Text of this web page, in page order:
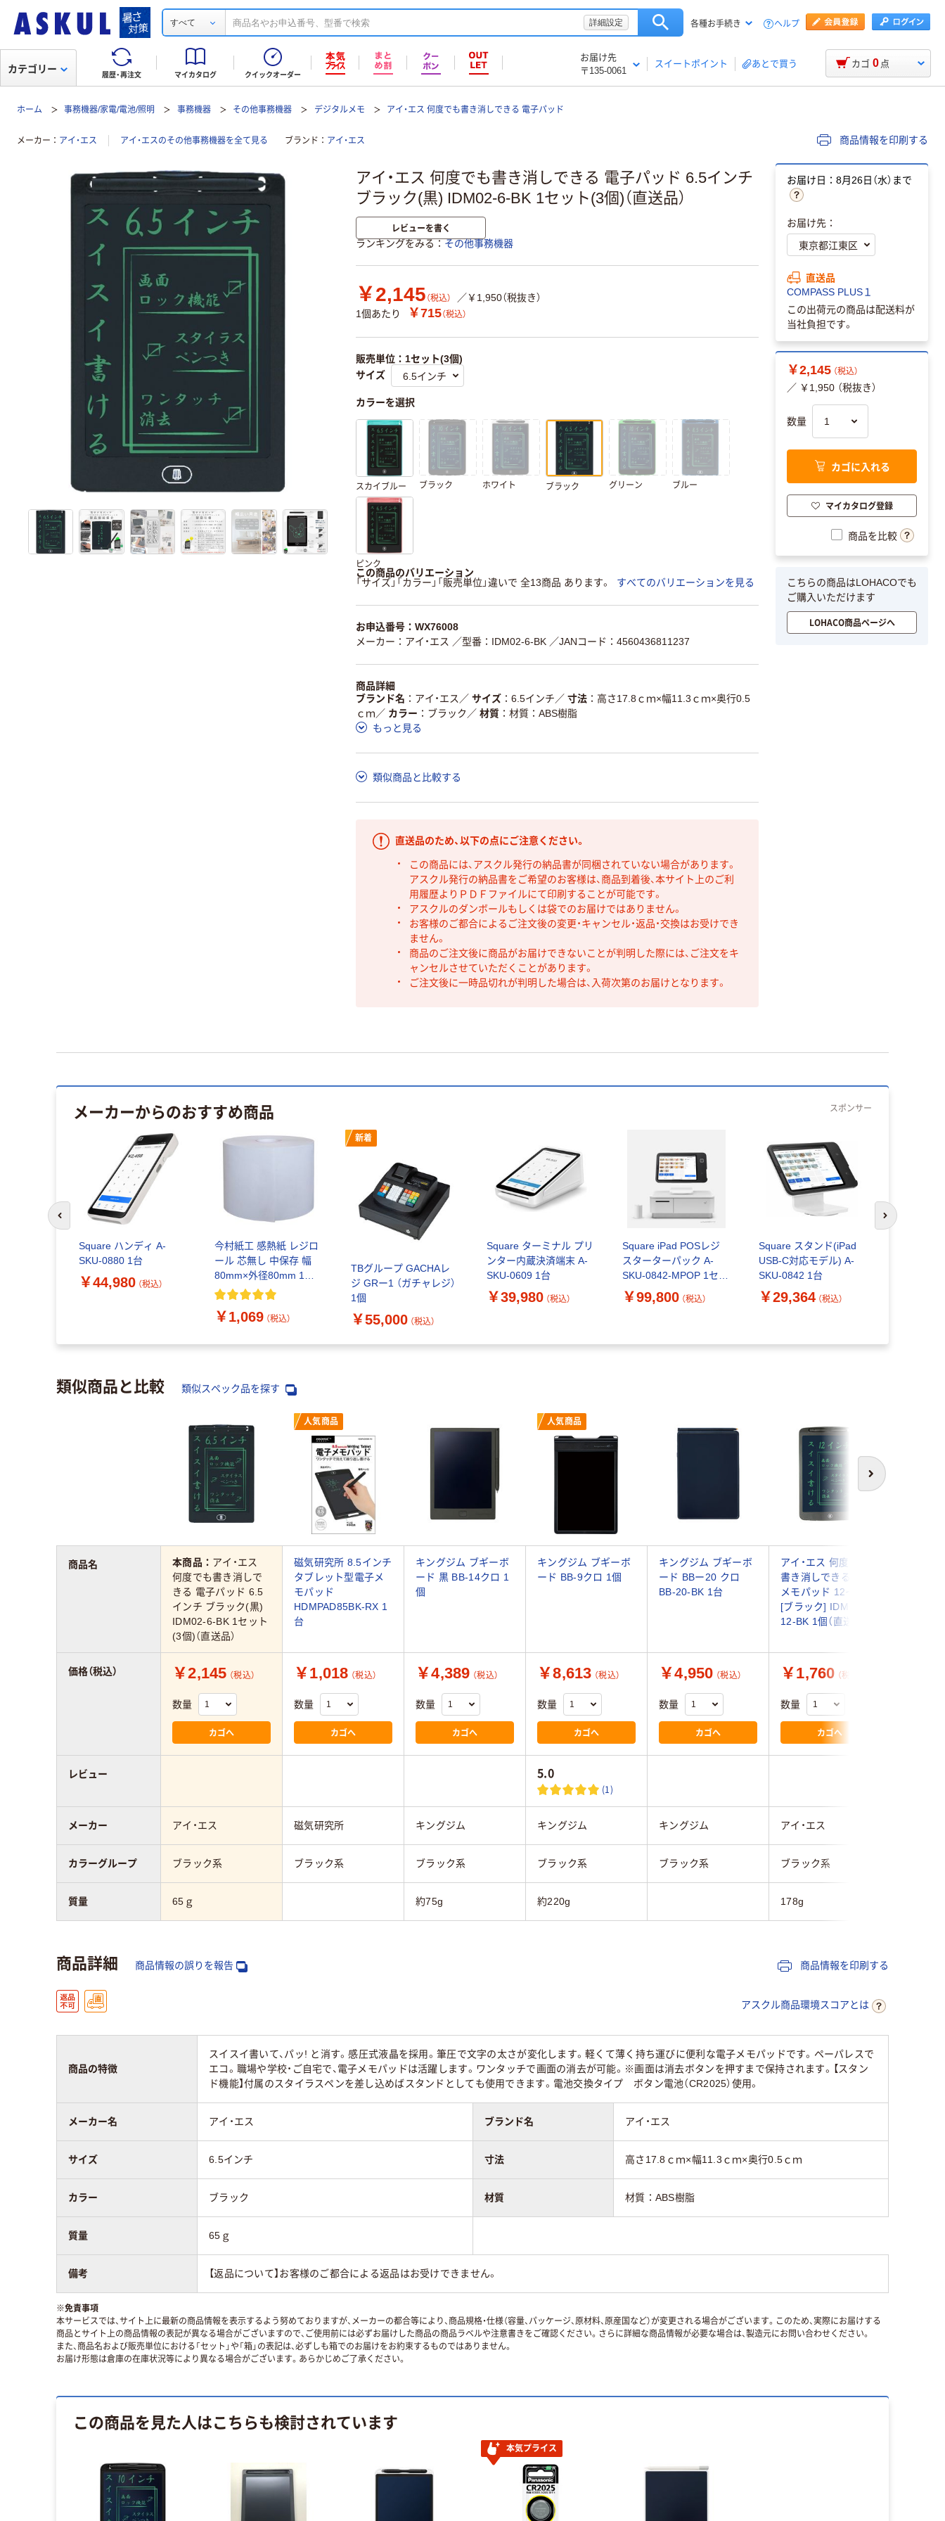
すべて 詳細設定 各種お手続き ヘルプ
履歴・再注文 マイカタログ クイックオーダー
お届け先
〒135-0061
スイートポイント あとで買う
カテゴリー カゴ 0 点
ホーム 事務機器/家電/電池/照明 事務機器 その他事務機器 デジタルメモ アイ・エス 何度でも書き消しできる 電子パッド
メーカー アイ・エス アイ・エスのその他事務機器を全て見る ブランド アイ・エス 商品情報を印刷する
アイ・エス 何度でも書き消しできる 電子パッド 6.5インチ
ブラック(黒) IDM02-6-BK 1セット(3個)（直送品）
レビューを書く
ランキングをみる その他事務機器
￥2,145 （税込）
／￥1,950（税抜き）
1個あたり
￥715（税込）
販売単位：1セット(3個)
サイズ
カラーを選択
スカイブルー ブラック ホワイト ブラック グリーン ブルー
ピンク
この商品のバリエーション
「サイズ」「カラー」「販売単位」違いで 全13商品 あります。
すべてのバリエーションを見る
お申込番号：WX76008
メーカー：アイ・エス ／型番：IDM02-6-BK ／JANコード：4560436811237
商品詳細
ブランド名
アイ・エス ／ サイズ 6.5インチ ／ 寸法
高さ17.8ｃｍ×幅11.3ｃｍ×奥行0.5
ｃｍ ／ カラー ブラック ／ 材質
材質：ABS樹脂
もっと見る
類似商品と比較する
直送品のため、以下の点にご注意ください。
この商品には、アスクル発行の納品書が同梱されていない場合があります。
アスクル発行の納品書をご希望のお客様は、商品到着後、本サイト上のご利
用履歴よりＰＤＦファイルにて印刷することが可能です。
アスクルのダンボールもしくは袋でのお届けではありません。
お客様のご都合によるご注文後の変更・キャンセル・返品・交換はお受けでき
ません。
商品のご注文後に商品がお届けできないことが判明した際には、ご注文をキ
ャンセルさせていただくことがあります。
ご注文後に一時品切れが判明した場合は、入荷次第のお届けとなります。
お届け日：8月26日（水）まで
お届け先：
直送品
COMPASS PLUS１
この出荷元の商品は配送料が
当社負担です。
￥2,145 （税込）
／ ￥1,950 （税抜き）
数量
カゴに入れる
マイカタログ登録
商品を比較
こちらの商品はLOHACOでも
ご購入いただけます
LOHACO商品ページへ
メーカーからのおすすめ商品 スポンサー
Square ハンディ A-
SKU-0880 1台
￥44,980 （税込）
今村紙工 感熱紙 レジロ
ール 芯無し 中保存 幅
80mm×外径80mm 1パ
ック（3巻入）
￥1,069 （税込）
新着
TBグループ GACHAレ
ジ GRー1 （ガチャレジ）
1個
￥55,000 （税込）
Square ターミナル プリ
ンター内蔵決済端末 A-
SKU-0609 1台
￥39,980 （税込）
Square iPad POSレジ
スターターパック A-
SKU-0842-MPOP 1セッ
ト（直送品）
￥99,800 （税込）
Square スタンド(iPad
USB-C対応モデル) A-
SKU-0842 1台
￥29,364 （税込）
前のスライドへ 次のスライド
類似商品と比較 類似スペック品を探す
次へ
人気商品 人気商品
本商品： アイ・エス
何度でも書き消しで
きる 電子パッド 6.5
インチ ブラック(黒)
IDM02-6-BK 1セット
(3個)（直送品）
磁気研究所 8.5インチ
タブレット型電子メ
モパッド
HDMPAD85BK-RX 1
台
キングジム ブギーボ
ード 黒 BB-14クロ 1
個
キングジム ブギーボ
ード BB-9クロ 1個
キングジム ブギーボ
ード BBー20 クロ
BB-20-BK 1台
アイ・エス 何度でも
書き消しできる 電子
メモパッド 12インチ
[ブラック] IDM02-
12-BK 1個（直送品）
￥2,145 （税込）
数量
カゴへ
￥1,018 （税込）
数量
カゴへ
￥4,389 （税込）
数量
カゴへ
￥8,613 （税込）
数量
カゴへ
￥4,950 （税込）
数量
カゴへ
￥1,760 （税込）
数量
カゴへ
5.0
(1)
アイ・エス 磁気研究所 キングジム キングジム キングジム アイ・エス
ブラック系 ブラック系 ブラック系 ブラック系 ブラック系 ブラック系
65ｇ 約75g 約220g 178g
商品名
価格（税込）
レビュー
メーカー
カラーグループ
質量
商品詳細 商品情報の誤りを報告 商品情報を印刷する
アスクル商品環境スコアとは
商品の特徴
スイスイ書いて、パッ! と消す。感圧式液晶を採用。筆圧で文字の太さが変化します。軽くて薄く持ち運びに便利な電子メモパッドです。ペーパレスで
エコ。職場や学校・ご自宅で、電子メモパッドは活躍します。ワンタッチで画面の消去が可能。※画面は消去ボタンを押すまで保持されます。【スタン
ド機能】付属のスタイラスペンを差し込めばスタンドとしても使用できます。電池交換タイプ ボタン電池（CR2025）使用。
メーカー名 アイ・エス ブランド名 アイ・エス
サイズ 6.5インチ 寸法 高さ17.8ｃｍ×幅11.3ｃｍ×奥行0.5ｃｍ
カラー ブラック 材質 材質：ABS樹脂
質量 65ｇ
備考 【返品について】お客様のご都合による返品はお受けできません。
※免責事項
本サービスでは、サイト上に最新の商品情報を表示するよう努めておりますが、メーカーの都合等により、商品規格・仕様（容量、パッケージ、原材料、原産国など）が変更される場合がございます。このため、実際にお届けする
商品とサイト上の商品情報の表記が異なる場合がございますので、ご使用前には必ずお届けした商品の商品ラベルや注意書きをご確認ください。さらに詳細な商品情報が必要な場合は、製造元にお問い合わせください。
また、商品名および販売単位における「セット」や「箱」の表記は、必ずしも箱でのお届けをお約束するものではありません。
お届け形態は倉庫の在庫状況等により異なる場合がございます。あらかじめご了承ください。
この商品を見た人はこちらも検討されています
本気プライス